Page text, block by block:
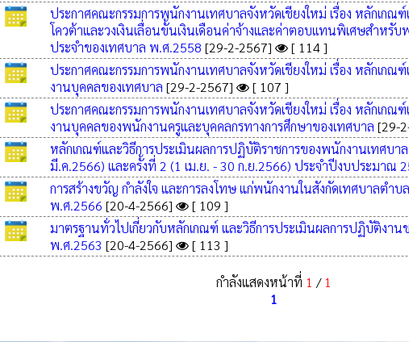
ประกาศคณะกรรมการพนักงานเทศบาลจังหวัดเชียงใหม่ เรื่อง หลักเกณ
โควต้าและวงเงินเลื่อนขั้นเงินเดือนค่าจ้างและค่าตอบเเทนพิเศษสำหรั
ประจำของเทศบาล พ.ศ.2558 [29-2-2567]
[ 114 ]
ประกาศคณะกรรมการพนักงานเทศบาลจังหวัดเชียงใหม่ เรื่อง หลักเกณ
งานบุคคลของเทศบาล [29-2-2567]
[ 107 ]
ประกาศคณะกรรมการพนักงานเทศบาลจังหวัดเชียงใหม่ เรื่อง หลักเกณ
งานบุคคลของพนักงานครูและบุคคลกรทางการศึกษาของเทศบาล [29-
หลักเกณฑ์และวิธีการประเมินผลการปฏิบัติราชการของพนักงานเทศบา
มี.ค.2566) และครั้งที่ 2 (1 เม.ย. - 30 ก.ย.2566) ประจำปีงบประมาณ
การสร้างขวัญ กำลังใจ และการลงโทษ แก่พนักงานในสังกัดเทศบาลตำ
พ.ศ.2566 [20-4-2566]
[ 109 ]
มาตรฐานทั่วไปเกี่ยวกับหลักเกณฑ์ และวิธีการประเมินผลการปฏิบัติงา
พ.ศ.2563 [20-4-2566] [ 113 ]
กำลังแสดงหน้าที่ 1 / 1
1